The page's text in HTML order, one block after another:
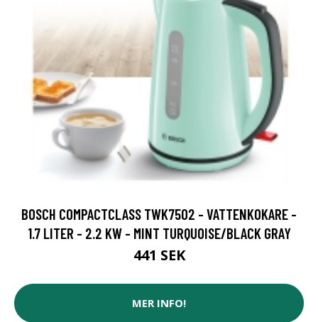
BOSCH COMPACTCLASS TWK7502 - VATTENKOKARE -
1.7 LITER - 2.2 KW - MINT TURQUOISE/BLACK GRAY
441 SEK
MER INFO!